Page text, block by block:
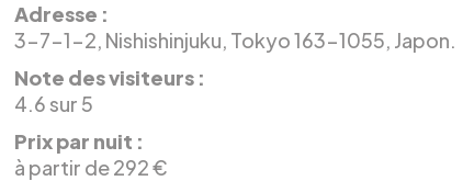
Adresse :
3-7-1-2, Nishishinjuku, Tokyo 163-1055, Japon.
Note des visiteurs :
4.6 sur 5
Prix par nuit :
à partir de 292 €